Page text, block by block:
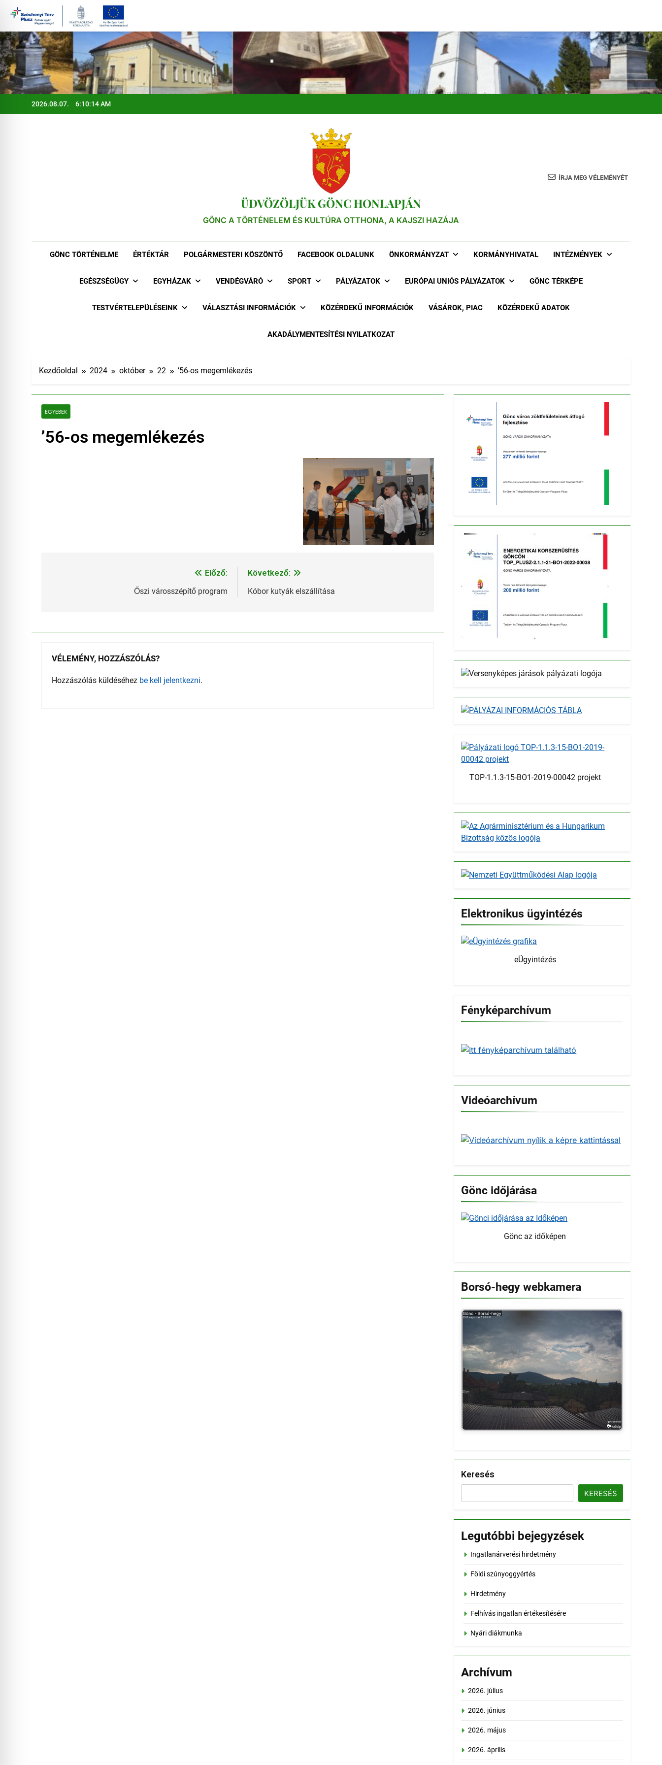
Ugrás
2026.08.07. 6:10:15 AM
ÜDVÖZÖLJÜK GÖNC HONLAPJÁN
GÖNC A TÖRTÉNELEM ÉS KULTÚRA OTTHONA, A KAJSZI HAZÁJA
ÍRJA MEG VÉLEMÉNYÉT
GÖNC TÖRTÉNELME ÉRTÉKTÁR POLGÁRMESTERI KÖSZÖNTŐ FACEBOOK OLDALUNK ÖNKORMÁNYZAT KORMÁNYHIVATAL INTÉZMÉNYEK
EGÉSZSÉGÜGY EGYHÁZAK VENDÉGVÁRÓ SPORT PÁLYÁZATOK EURÓPAI UNIÓS PÁLYÁZATOK GÖNC TÉRKÉPE
TESTVÉRTELEPÜLÉSEINK VÁLASZTÁSI INFORMÁCIÓK KÖZÉRDEKŰ INFORMÁCIÓK VÁSÁROK, PIAC KÖZÉRDEKŰ ADATOK
AKADÁLYMENTESÍTÉSI NYILATKOZAT
Kezdőoldal 2024 október 22 ’56-os megemlékezés
EGYEBEK
’56-os megemlékezés
Előző:
Őszi városszépítő program
Következő:
Kóbor kutyák elszállítása
VÉLEMÉNY, HOZZÁSZÓLÁS?
Hozzászólás küldéséhez be kell jelentkezni.
TOP-1.1.3-15-BO1-2019-00042 projekt
Elektronikus ügyintézés
eÜgyintézés
Fényképarchívum
Videóarchívum
Gönc időjárása
Gönc az időképen
Borsó-hegy webkamera
Keresés
KERESÉS
Legutóbbi bejegyzések
Ingatlanárverési hirdetmény
Földi szúnyoggyértés
Hirdetmény
Felhívás ingatlan értékesítésére
Nyári diákmunka
Archívum
2026. július
2026. június
2026. május
2026. április